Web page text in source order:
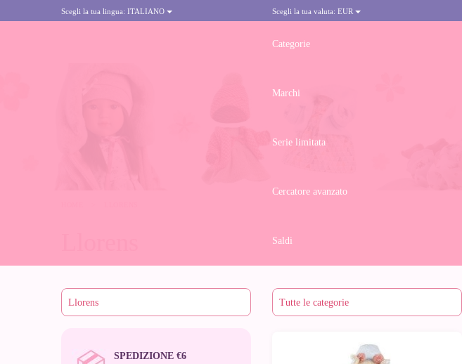
Scegli la tua lingua: ITALIANO Scegli la tua valuta: EUR
Categorie
Marchi
Serie limitata
Cercatore avanzato
Saldi
SPEDIZIONE €6